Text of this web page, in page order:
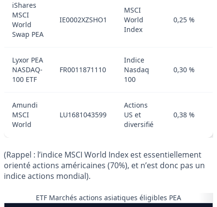
iShares
MSCI
World
Swap PEA
IE0002XZSHO1
MSCI
World
Index
0,25 %
Lyxor PEA
NASDAQ-
100 ETF
FR0011871110
Indice
Nasdaq
100
0,30 %
Amundi
MSCI
World
LU1681043599
Actions
US et
diversifié
0,38 %
(Rappel : l’indice MSCI World Index est essentiellement
orienté actions américaines (70%), et n’est donc pas un
indice actions mondial).
ETF Marchés actions asiatiques éligibles PEA